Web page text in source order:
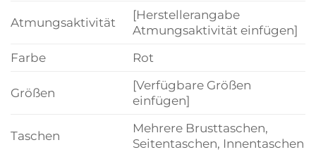
Atmungsaktivität
[Herstellerangabe
Atmungsaktivität einfügen]
Farbe
Rot
Größen
[Verfügbare Größen
einfügen]
Taschen
Mehrere Brusttaschen,
Seitentaschen, Innentaschen